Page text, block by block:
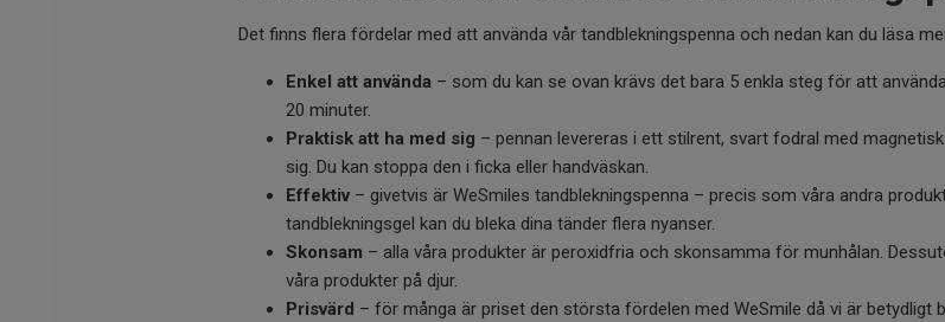
Det finns flera fördelar med att använda vår tandblekningspenna och nedan kan du läsa
Enkel att använda – som du kan se ovan krävs det bara 5 enkla steg för att
20 minuter.
Praktisk att ha med sig – pennan levereras i ett stilrent, svart fodral med
sig. Du kan stoppa den i ficka eller handväskan.
Effektiv – givetvis är WeSmiles tandblekningspenna – precis som våra andra
tandblekningsgel kan du bleka dina tänder flera nyanser.
Skonsam – alla våra produkter är peroxidfria och skonsamma för munhålan.
våra produkter på djur.
Prisvärd – för många är priset den största fördelen med WeSmile då vi är betydligt